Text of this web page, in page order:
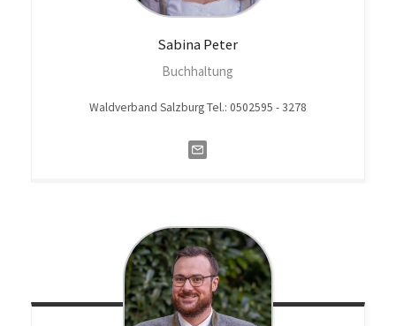
SabinaPeter
Buchhaltung
Waldverband Salzburg Tel.: 0502595 - 3278